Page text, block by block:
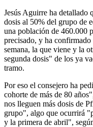
Jesús Aguirre ha detallado
dosis al 50% del grupo de
una población de 460.000
precisado, y ha confirmado
semana, la que viene y la
segunda dosis" de los ya
tramo.
Por eso el consejero ha
cohorte de más de 80
nos lleguen más dosis de
grupo", algo que ocurrirá
y la primera de abril",